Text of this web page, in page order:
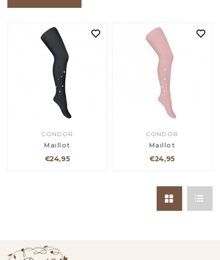
CONDOR
Maillot
€24,95
CONDOR
Maillot
€24,95